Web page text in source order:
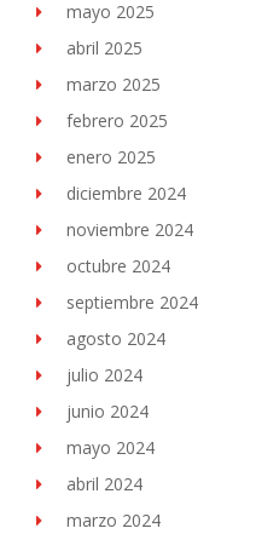
mayo 2025
abril 2025
marzo 2025
febrero 2025
enero 2025
diciembre 2024
noviembre 2024
octubre 2024
septiembre 2024
agosto 2024
julio 2024
junio 2024
mayo 2024
abril 2024
marzo 2024